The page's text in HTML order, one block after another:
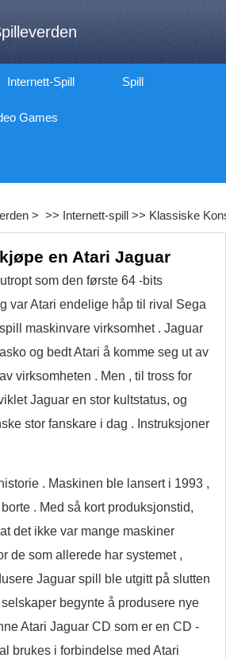
Internett-Spill Spill
Games
> >> Internett-spill >> Klassiske
en Atari Jaguar
som den første 64 -bits
var Atari endelige håp til rival Sega
maskinvare virksomhet . Jaguar
og bedt Atari å komme seg ut av
virksomheten . Men , til tross for
Jaguar en stor kultstatus, og
stor fanskare i dag . Instruksjoner
. Maskinen ble lansert i 1993 ,
. Med så kort produksjonstid,
det ikke var mange maskiner
de som allerede har systemet ,
Jaguar spill ble utgitt på slutten
begynte å produsere nye
Atari Jaguar CD som er en CD -
brukes i forbindelse med Atari